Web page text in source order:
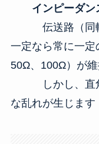
インピーダン
伝送路（同軸
一定なら常に一定
50Ω、100Ω）が維
しかし、直角
な乱れが生じます